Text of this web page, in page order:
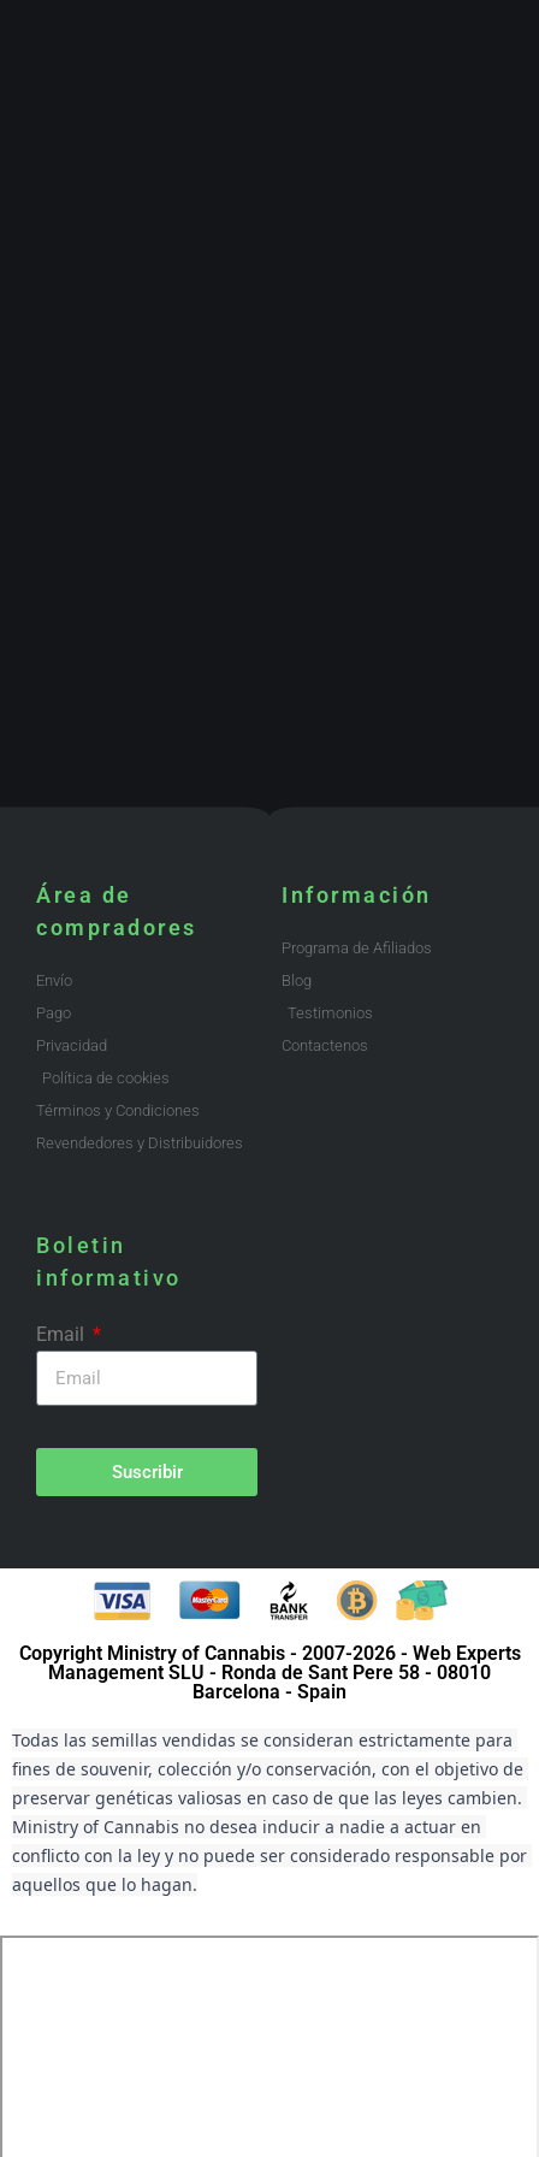
Área de
compradores
Envío
Pago
Privacidad
Política de cookies
Términos y Condiciones
Revendedores y Distribuidores
Información
Programa de Afiliados
Blog
Testimonios
Contactenos
Boletin
informativo
Email
Suscribir
Copyright Ministry of Cannabis - 2007-2026 - Web Experts
Management SLU - Ronda de Sant Pere 58 - 08010
Barcelona - Spain
Todas las semillas vendidas se consideran estrictamente para
fines de souvenir, colección y/o conservación, con el objetivo de
preservar genéticas valiosas en caso de que las leyes cambien.
Ministry of Cannabis no desea inducir a nadie a actuar en
conflicto con la ley y no puede ser considerado responsable por
aquellos que lo hagan.